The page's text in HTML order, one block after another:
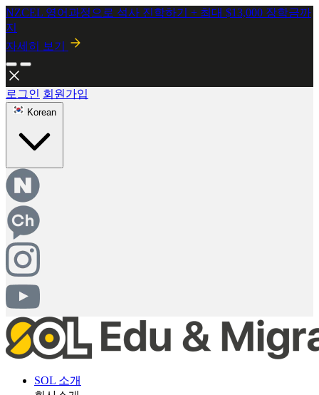
2026년 8월 시행! 뉴질랜드 SMC 개정안 안내
자세히보기
로그인
Korean
회사소개